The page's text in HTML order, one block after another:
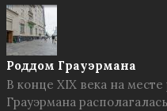
Роддом Грауэрмана
В конце XIX века на
Грауэрмана